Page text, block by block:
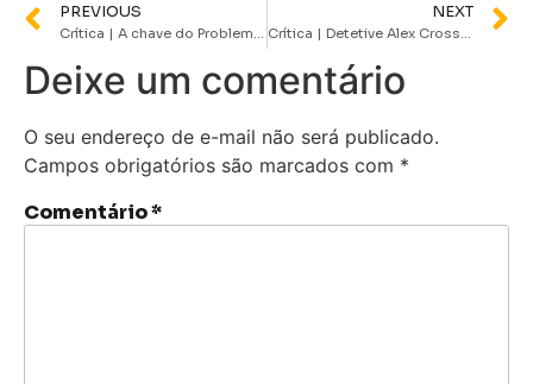
PREVIOUS
Crítica | A chave do Problema é um filme de ação com expectativas e pouca realização
NEXT
Crítica | Detetive Alex Cross – Série de Investigação Criminal consegue surpreender
Deixe um comentário
O seu endereço de e-mail não será publicado.
Campos obrigatórios são marcados com *
Comentário*